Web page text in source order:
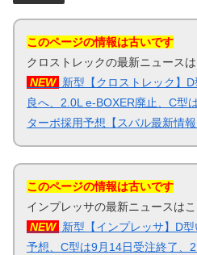
このページの情報は古いです
クロストレックの最新ニュース
NEW 新型【クロストレック】
良へ、2.0L e-BOXER廃止、C型
ターボ採用予想【スバル最新情報
このページの情報は古いです
インプレッサの最新ニュースは
NEW 新型【インプレッサ】D
予想、C型は9月14日受注終了、